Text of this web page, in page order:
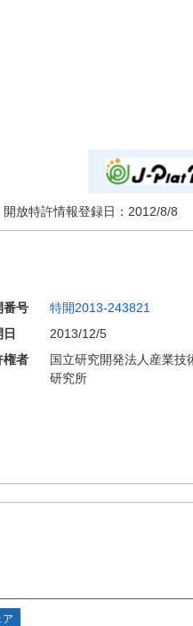
開放特許情報登録日： 2012/8/8
番号 特開2013-243821
2013/12/5
権者
国立研究開発法人産業技
研究所
ア